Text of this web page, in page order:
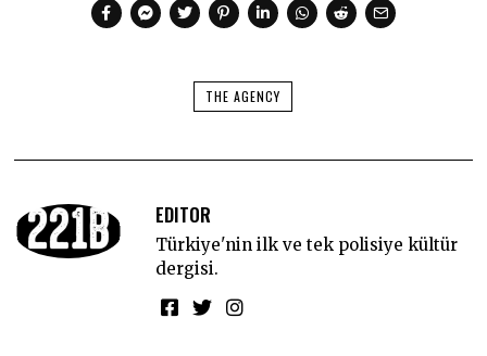
THE AGENCY
EDITOR
Türkiye'nin ilk ve tek polisiye kültür
dergisi.